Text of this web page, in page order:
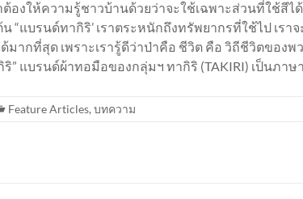
องให้ความรู้ชาวบ้านด้วยว่าจะใช้เฉพาะส่วนที่ใช้สี
“แบรนด์ทากิริ’ เราตระหนักถึงทรัพยากรที่ใช้ไป เ
ากที่สุด เพราะเรารู้ดีว่าป่าคือ ชีวิต คือ วิถีชีวิตของ
” แบรนด์ผ้าทอมือของกลุ่มฯ ทากิริ (TAKIRI) เป็นภา
Feature Articles, บทความ